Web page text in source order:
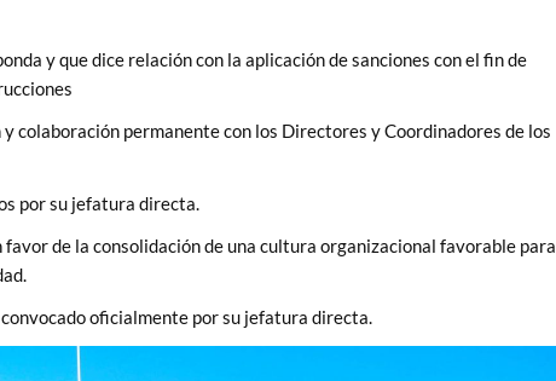
y que dice relación con la aplicación de sanciones con el fin de
colaboración permanente con los Directores y Coordinadores de los
por su jefatura directa.
de la consolidación de una cultura organizacional favorable para
oficialmente por su jefatura directa.